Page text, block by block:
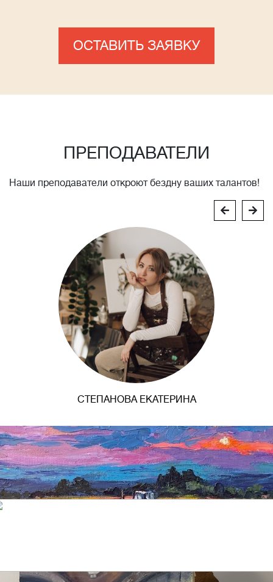
ОСТАВИТЬ ЗАЯВКУ
ПРЕПОДАВАТЕЛИ
Наши преподаватели откроют бездну ваших талантов!
СТЕПАНОВА ЕКАТЕРИНА